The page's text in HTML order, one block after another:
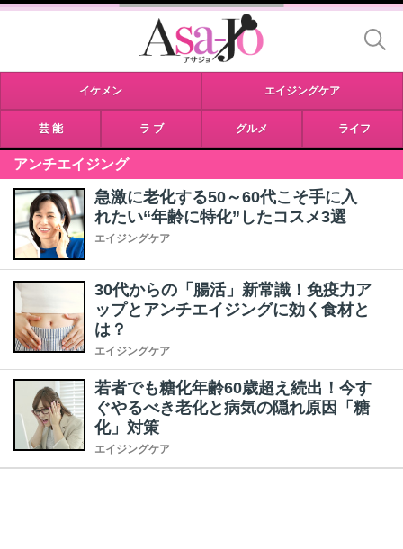
イケメン エイジングケア
芸 能 ラ ブ グルメ ライフ
アンチエイジング
急激に老化する50～60代こそ手に入
れたい“年齢に特化”したコスメ3選
エイジングケア
30代からの「腸活」新常識！免疫力ア
ップとアンチエイジングに効く食材と
は？
エイジングケア
若者でも糖化年齢60歳超え続出！今す
ぐやるべき老化と病気の隠れ原因「糖
化」対策
エイジングケア